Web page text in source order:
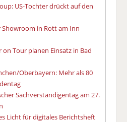
US-Tochter drückt auf den
Showroom in Rott am Inn
on Tour planen Einsatz in Bad
Oberbayern: Mehr als 80
Sachverständigentag am 27.
Licht für digitales Berichtsheft